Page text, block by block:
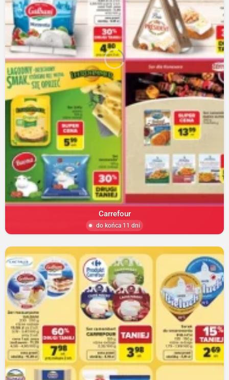
Carrefour
do końca 11 dni